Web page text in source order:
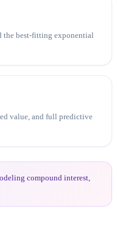
the best-fitting exponential
value, and full predictive
compound interest,